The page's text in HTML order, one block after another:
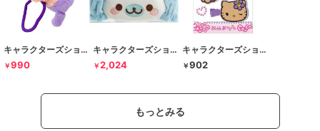
キャラクターズショップ ラフラフ
￥990
キャラクターズショップ ラフラフ
￥2,024
キャラクターズショップ ラフラフ
￥902
もっとみる